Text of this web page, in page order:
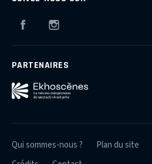
Facebook
PARTENAIRES
Qui sommes-nous ? Plan du site